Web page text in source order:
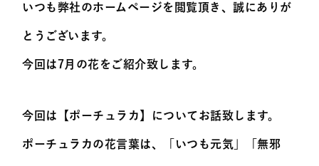
いつも弊社のホームページを閲覧頂き、誠にありが
とうございます。
今回は7月の花をご紹介致します。
今回は【ポーチュラカ】についてお話致します。
ポーチュラカの花言葉は、「いつも元気」「無邪